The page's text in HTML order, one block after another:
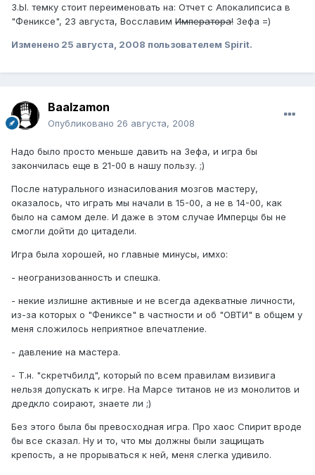
З.Ы. темку стоит переименовать на: Отчет с Апокалипсиса в
"Фениксе", 23 августа, Восславим Императора! Зефа =)
Изменено 25 августа, 2008 пользователем Spirit.
Baalzamon
Опубликовано 26 августа, 2008
Надо было просто меньше давить на Зефа, и игра бы
закончилась еще в 21-00 в нашу пользу. ;)
После натурального изнасилования мозгов мастеру,
оказалось, что играть мы начали в 15-00, а не в 14-00, как
было на самом деле. И даже в этом случае Имперцы бы не
смогли дойти до цитадели.
Игра была хорошей, но главные минусы, имхо:
- неогранизованность и спешка.
- некие излишне активные и не всегда адекватные личности,
из-за которых о "Фениксе" в частности и об "ОВТИ" в общем у
меня сложилось неприятное впечатление.
- давление на мастера.
- Т.н. "скретчбилд", который по всем правилам визивига
нельзя допускать к игре. На Марсе титанов не из монолитов и
дредкло соирают, знаете ли ;)
Без этого была бы превосходная игра. Про хаос Спирит вроде
бы все сказал. Ну и то, что мы должны были защищать
крепость, а не прорываться к ней, меня слегка удивило.